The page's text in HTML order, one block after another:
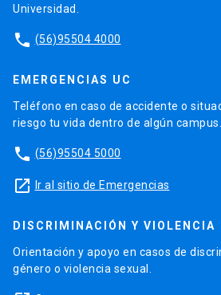
Universidad.
phone (56)95504 4000
EMERGENCIAS UC
Teléfono en caso de accidente o
riesgo tu vida dentro de algún campus.
phone (56)95504 5000
launch Ir al sitio de Emergencias
DISCRIMINACIÓN Y VIOLENCIA
Orientación y apoyo en casos de
género o violencia sexual.